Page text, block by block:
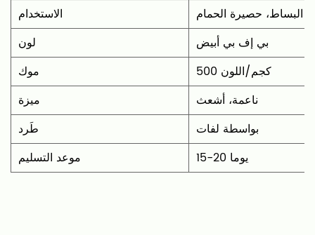
الاستخدام
البساط، حصيرة الحمام
لون
بي إف بي أبيض
موك
500 كجم/اللون
ميزة
ناعمة، أشعث
طَرد
بواسطة لفات
موعد التسليم
15-20 يوما